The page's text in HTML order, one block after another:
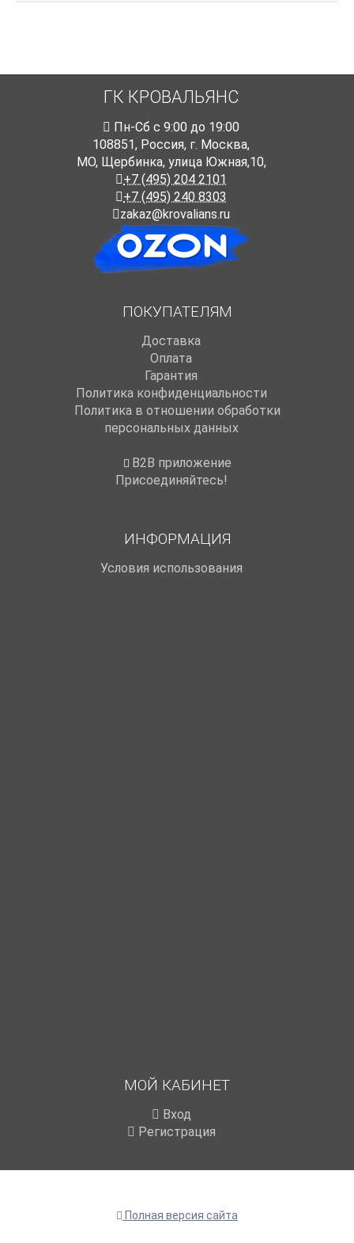
ГК КРОВАЛЬЯНС
Пн-Cб с 9:00 до 19:00
108851, Россия, г. Москва,
МО, Щербинка, улица Южная,10,
+7 (495) 204 2101
+7 (495) 240 8303
zakaz@krovalians.ru
ПОКУПАТЕЛЯМ
Доставка
Оплата
Гарантия
Политика конфиденциальности
Политика в отношении обработки
персональных данных
B2B приложение
Присоединяйтесь!
ИНФОРМАЦИЯ
Условия использования
МОЙ КАБИНЕТ
Вход
Регистрация
Полная версия сайта